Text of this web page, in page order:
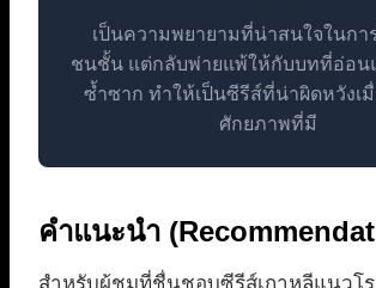
เป็นความพยายามที่น่าสนใจในกา
ชนชั้น แต่กลับพ่ายแพ้ให้กับบทที่อ่อน
ซ้ำซาก ทำให้เป็นซีรีส์ที่น่าผิดหวังเ
ศักยภาพที่มี
คำแนะนำ